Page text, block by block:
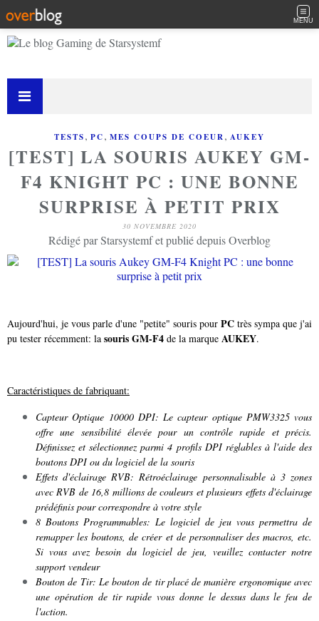
MENU
TESTS, PC, MES COUPS DE COEUR, AUKEY
[TEST] LA SOURIS AUKEY GM-
F4 KNIGHT PC : UNE BONNE
SURPRISE À PETIT PRIX
30 NOVEMBRE 2020
Rédigé par Starsystemf et publié depuis Overblog
Aujourd'hui, je vous parle d'une "petite" souris pour PC très sympa que j'ai
pu tester récemment: la souris GM-F4 de la marque AUKEY.
Caractéristiques de fabriquant:
Capteur Optique 10000 DPI: Le capteur optique PMW3325 vous
offre une sensibilité élevée pour un contrôle rapide et précis.
Définissez et sélectionnez parmi 4 profils DPI réglables à l'aide des
boutons DPI ou du logiciel de la souris
Effets d'éclairage RVB: Rétroéclairage personnalisable à 3 zones
avec RVB de 16,8 millions de couleurs et plusieurs effets d'éclairage
prédéfinis pour correspondre à votre style
8 Boutons Programmables: Le logiciel de jeu vous permettra de
remapper les boutons, de créer et de personnaliser des macros, etc.
Si vous avez besoin du logiciel de jeu, veuillez contacter notre
support vendeur
Bouton de Tir: Le bouton de tir placé de manière ergonomique avec
une opération de tir rapide vous donne le dessus dans le feu de
l'action.